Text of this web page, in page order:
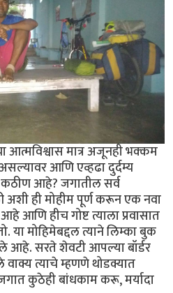
आत्मविश्वास मात्र अजूनही भक्कम
आणि एव्हढा दुर्दम्य
आहे? जगातील सर्व
अशी ही मोहीम पूर्ण करून एक नवा
आणि हीच गोष्ट त्याला प्रवासात
या मोहिमेबद्दल त्याने लिम्का बुक
सरते शेवटी आपल्या बॉर्डर
त्याचे म्हणणे थोडक्यात
कुठेही बांधकाम करू, मर्यादा